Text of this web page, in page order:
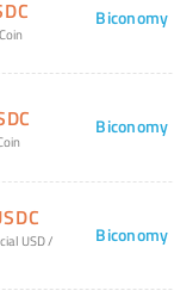
Biconomy
Biconomy
USD/
Biconomy